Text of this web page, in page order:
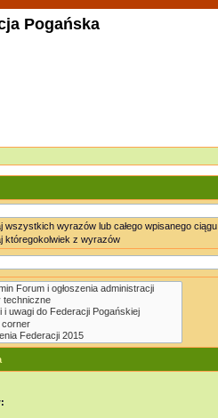
Pogańska
wszystkich wyrazów lub całego wpisanego ciągu
któregokolwiek z wyrazów